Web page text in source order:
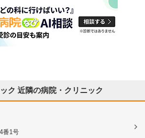
ク 近隣の病院・クリニック
番1号